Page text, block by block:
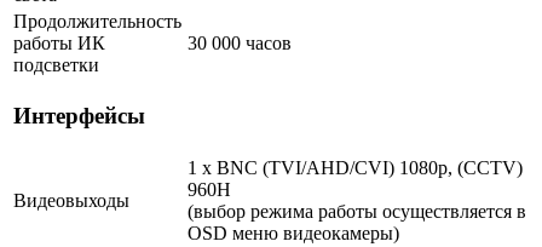
Продолжительность
работы ИК
подсветки
30 000 часов
Интерфейсы
Видеовыходы
1 x BNC (TVI/AHD/CVI) 1080p, (CCTV)
960H
(выбор режима работы осуществляется в
OSD меню видеокамеры)